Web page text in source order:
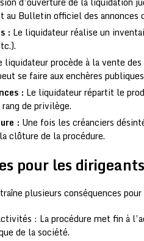
au Bulletin officiel des
: Le liquidateur réalise un
liquidateur procède à la vente
se faire aux enchères
: Le liquidateur répartit le
de privilège.
: Une fois les créanciers
clôture de la procédure.
pour les
plusieurs conséquences
: La procédure met fin à
de la société.